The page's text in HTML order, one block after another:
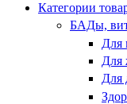
Категории
БАДы,
Для
Для
Для